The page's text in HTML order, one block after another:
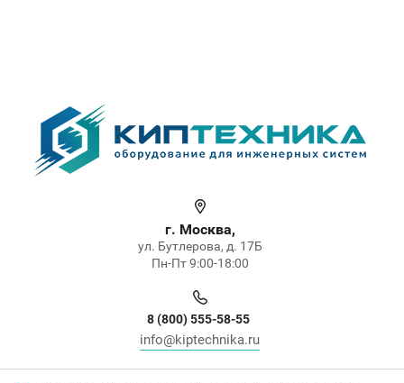
г. Москва,
ул. Бутлерова, д. 17Б
Пн-Пт 9:00-18:00
8 (800) 555-58-55
info@kiptechnika.ru